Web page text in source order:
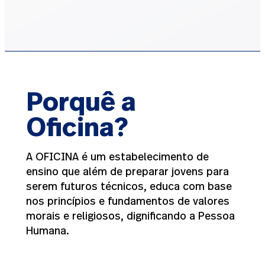
Porquê a
Oficina?
A OFICINA é um estabelecimento de
ensino que além de preparar jovens para
serem futuros técnicos, educa com base
nos princípios e fundamentos de valores
morais e religiosos, dignificando a Pessoa
Humana.